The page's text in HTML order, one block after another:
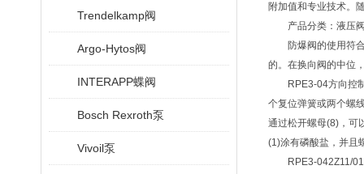
Trendelkamp阀
Argo-Hytos阀
INTERAPP蝶阀
Bosch Rexroth泵
Vivoil泵
附加值和专业技术。
产品分类：液压阀
防爆阀的使用符合
的。在换向阀的中位
RPE3-04方向控制
个复位弹簧或两个螺
通过松开螺母(8)，可
(1)涂有磷酸盐，并且
RPE3-042Z11/